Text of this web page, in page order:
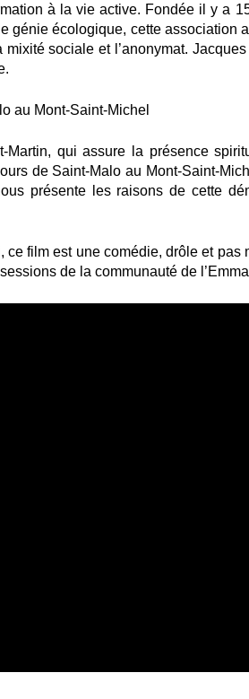
à la vie active. Fondée il y a
génie écologique, cette association
sociale et l’anonymat.
au Mont-Saint-Michel
qui assure la présence
de Saint-Malo au Mont-Saint-
présente les raisons de cette
film est une comédie, drôle et
de la communauté de